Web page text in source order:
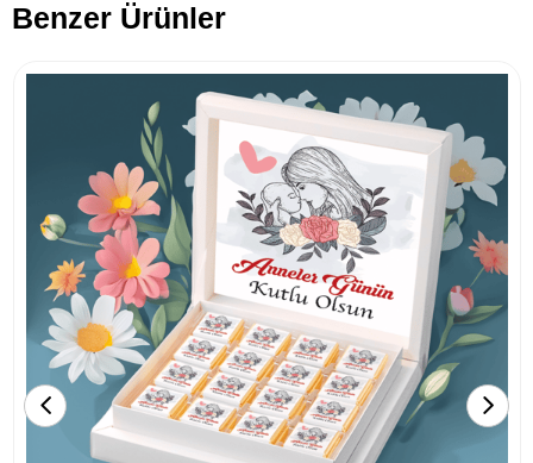
Benzer Ürünler